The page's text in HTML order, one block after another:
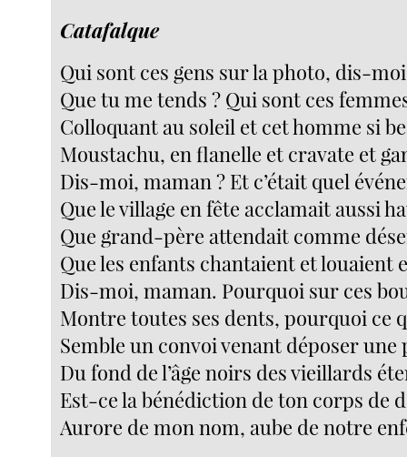
Catafalque
Qui sont ces gens sur la photo, dis-
Que tu me tends ? Qui sont ces
Colloquant au soleil et cet homme si
Moustachu, en flanelle et cravate et
Dis-moi, maman ? Et c’était quel
Que le village en fête acclamait aussi
Que grand-père attendait comme
Que les enfants chantaient et louaient
Dis-moi, maman. Pourquoi sur ces
Montre toutes ses dents, pourquoi ce
Semble un convoi venant déposer une
Du fond de l’âge noirs des vieillards
Est-ce la bénédiction de ton corps de
Aurore de mon nom, aube de notre